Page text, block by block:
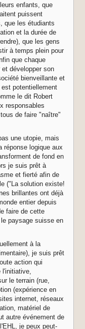
enfants, que
puissent
que les étudiants
et la durée de
que les gens
à temps plein pour
que chaque
développer son
bienveillante et
potentiellement
le dit Robert
responsables
de faire "naître"
une utopie, mais
réponse logique aux
de fond en
je suis prêt à
et fierté afin de
("La solution existe!
brillantes ont déjà
entier depuis
faire de cette
paysage suisse en
à la
je suis prêt
action qui
le terrain (rue,
(expérience en
internet, réseaux
matériel de
autre événement de
je peux peut-